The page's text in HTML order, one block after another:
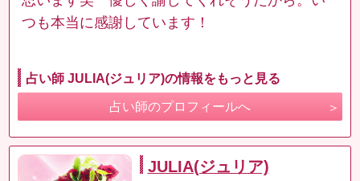
つも本当に感謝しています！
占い師 JULIA(ジュリア)の情報をもっと見る
占い師のプロフィールへ
JULIA(ジュリア)